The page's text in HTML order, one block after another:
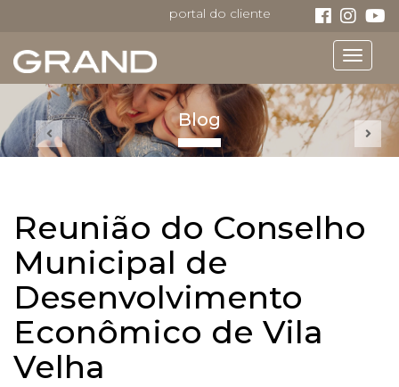
portal do cliente
Toggle
Blog
Reunião do Conselho
Municipal de
Desenvolvimento
Econômico de Vila
Velha